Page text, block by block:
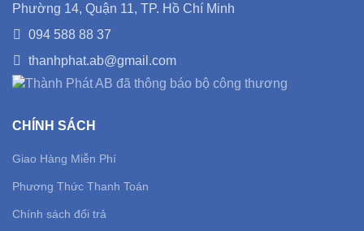
Phường 14, Quận 11, TP. Hồ Chí Minh
094 588 88 37
thanhphat.ab@gmail.com
CHÍNH SÁCH
Giao Hàng Miễn Phí
Phương Thức Thanh Toán
Chính sách đổi trả